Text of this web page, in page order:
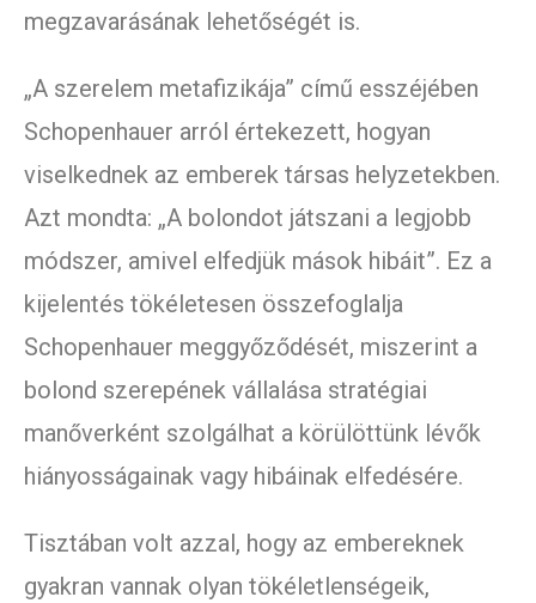
megzavarásának lehetőségét is.
„A szerelem metafizikája” című esszéjében
Schopenhauer arról értekezett, hogyan
viselkednek az emberek társas helyzetekben.
Azt mondta: „A bolondot játszani a legjobb
módszer, amivel elfedjük mások hibáit”. Ez a
kijelentés tökéletesen összefoglalja
Schopenhauer meggyőződését, miszerint a
bolond szerepének vállalása stratégiai
manőverként szolgálhat a körülöttünk lévők
hiányosságainak vagy hibáinak elfedésére.
Tisztában volt azzal, hogy az embereknek
gyakran vannak olyan tökéletlenségeik,